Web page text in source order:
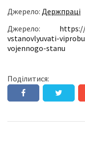
Джерело: Держпраці
Джерело:
vstanovlyuvati-
vojennogo-stanu
Поділитися: